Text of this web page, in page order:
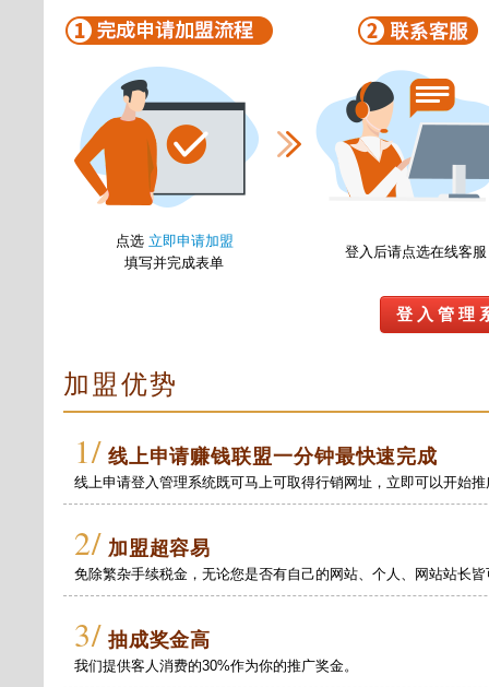
点选 立即申请加盟
填写并完成表单
登入后请点选在线客服
登 入 管 理
加盟优势
1/ 线上申请赚钱联盟一分钟最快速完成
线上申请登入管理系统既可马上可取得行销网址，立即可以开始
2/ 加盟超容易
免除繁杂手续税金，无论您是否有自己的网站、个人、网站站长
3/ 抽成奖金高
我们提供客人消费的30%作为你的推广奖金。